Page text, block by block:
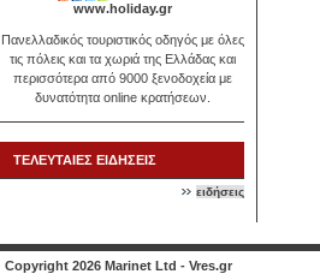
www.holiday.gr
Πανελλαδικός τουριστικός οδηγός με όλες
τις πόλεις και τα χωριά της Ελλάδας και
περισσότερα από 9000 ξενοδοχεία με
δυνατότητα online κρατήσεων.
ΤΕΛΕΥΤΑΙΕΣ ΕΙΔΗΣΕΙΣ
ειδήσεις
Copyright 2026 Marinet Ltd - Vres.gr